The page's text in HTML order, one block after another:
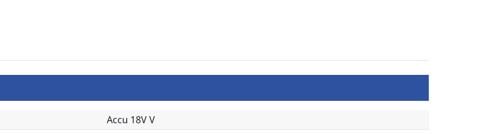
Accu 18V V